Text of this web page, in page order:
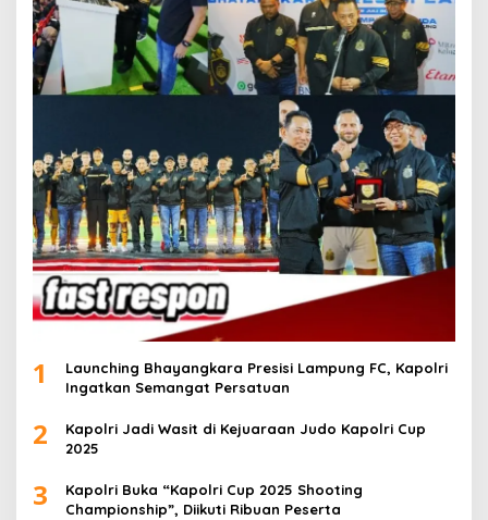
1
Launching Bhayangkara Presisi Lampung FC, Kapolri
Ingatkan Semangat Persatuan
2
Kapolri Jadi Wasit di Kejuaraan Judo Kapolri Cup
2025
3
Kapolri Buka “Kapolri Cup 2025 Shooting
Championship”, Diikuti Ribuan Peserta